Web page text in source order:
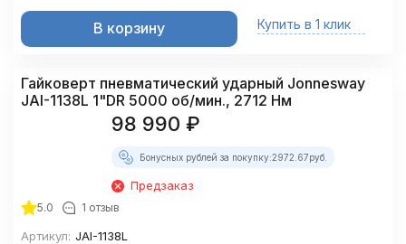
В корзину Купить в 1 клик
Гайковерт пневматический ударный Jonnesway
JAI-1138L 1"DR 5000 об/мин., 2712 Нм
98 990 ₽
Бонусных рублей за покупку:2972.67руб.
Предзаказ
5.0 1 отзыв
Артикул: JAI-1138L